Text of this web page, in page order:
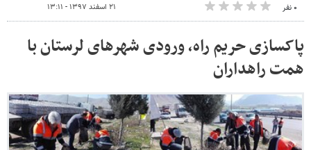
۰ نفر ۲۱ اسفند ۱۳۹۷ - ۱۳:۱۱
پاکسازی حریم راه، ورودی شهرهای لرستان با
همت راهداران